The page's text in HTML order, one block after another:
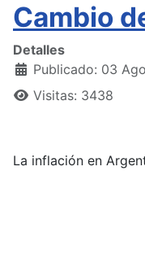
Cambio
Detalles
Publicado: 03
Visitas: 3438
La inflación en